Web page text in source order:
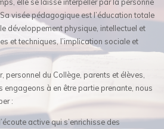
visée pédagogique est l’éducation totale
développement physique, intellectuel et
et techniques, l’implication sociale et
personnel du Collège, parents et élèves,
engageons à en être partie prenante, nous
:
active qui s’enrichisse des